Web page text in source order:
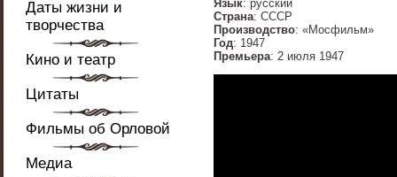
Даты жизни и
творчества
Кино и театр
Цитаты
Фильмы об Орловой
Медиа
Язык: русский
Страна: СССР
Производство: «Мосфильм»
Год: 1947
Премьера: 2 июля 1947